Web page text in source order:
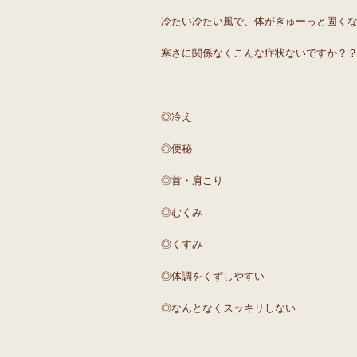
冷たい冷たい風で、体がぎゅーっと固く
寒さに関係なくこんな症状ないですか？？
◎冷え
◎便秘
◎首・肩こり
◎むくみ
◎くすみ
◎体調をくずしやすい
◎なんとなくスッキリしない